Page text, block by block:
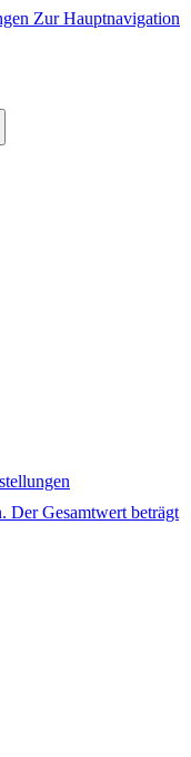
Zur Hauptnavigation
Der Gesamtwert beträgt